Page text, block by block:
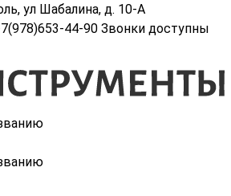
ул Шабалина, д. 10-А
44-90 Звонки доступны